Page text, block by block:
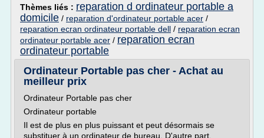
Thèmes liés : reparation d ordinateur portable a
domicile / reparation d'ordinateur portable acer /
reparation ecran ordinateur portable dell / reparation ecran
ordinateur portable acer / reparation ecran
ordinateur portable
Ordinateur Portable pas cher - Achat au
meilleur prix
Ordinateur Portable pas cher
Ordinateur portable
Il est de plus en plus puissant et peut désormais se
substituer à un ordinateur de bureau. D'autre part,